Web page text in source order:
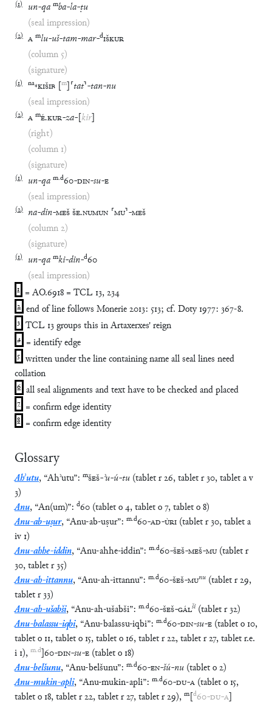
(1) un-qa mba-la-ṭu
(seal impression)
(2) A mlu-uš-tam-mar-dIŠKUR
(column 5)
(signature)
(1) na₄KIŠIB [m]⸢tat⸣-tan-nu
(seal impression)
(2) A mÉ.KUR-za-[kir]
(right)
(column 1)
(signature)
(1) un-qa m.d60-DIN-su-E
(seal impression)
(2) na-din-MEŠŠE.NUMUN ⸢MU⸣-MEŠ
(column 2)
(signature)
(1) un-qa mki-din-d60
(seal impression)
1 = AO.6918 = TCL 13, 234
2 end of line follows Monerie 2013: 513; cf. Doty 1977: 367-8.
3 TCL 13 groups this in Artaxerxes' reign
4 = identify edge
5 written under the line containing name all seal lines need
collation
6 all seal alignments and text have to be checked and placed
7 = confirm edge identity
8 = confirm edge identity
Glossary
Ahʾutu, “Ahʾutu”: mŠEŠ-ʾu-ú-tu (tabletr26,tabletr30,tabletav
3)
Anu, “An(um)”: d60 (tableto4,tableto7,tableto8)
Anu-ab-uṣur, “Anu-ab-uṣur”: m.d60-AD-ÙRI (tabletr30,tableta
iv 1)
Anu-ahhe-iddin, “Anu-ahhe-iddin”: m.d60-ŠEŠ-MEŠ-MU(tabletr
30,tabletr35)
Anu-ah-ittannu, “Anu-ah-ittannu”: m.d60-ŠEŠ-MUnu (tabletr29,
tabletr33)
Anu-ah-ušabši, “Anu-ah-ušabši”: m.d60-ŠEŠ-GÁLši (tabletr32)
Anu-balassu-iqbi, “Anu-balassu-iqbi”: m.d60-DIN-su-E (tableto 10,
tableto 11,tableto 15,tableto 16,tabletr22,tabletr27,tabletr.e.
i 1), m.d]60-DIN-su-E (tableto 18)
Anu-belšunu, “Anu-belšunu”: m.d60-EN-šú-nu (tableto2)
Anu-mukin-apli, “Anu-mukin-apli”: m.d60-DU-A (tableto 15,
tableto 18,tabletr22,tabletr27,tabletr29), m[d60-DU-A]